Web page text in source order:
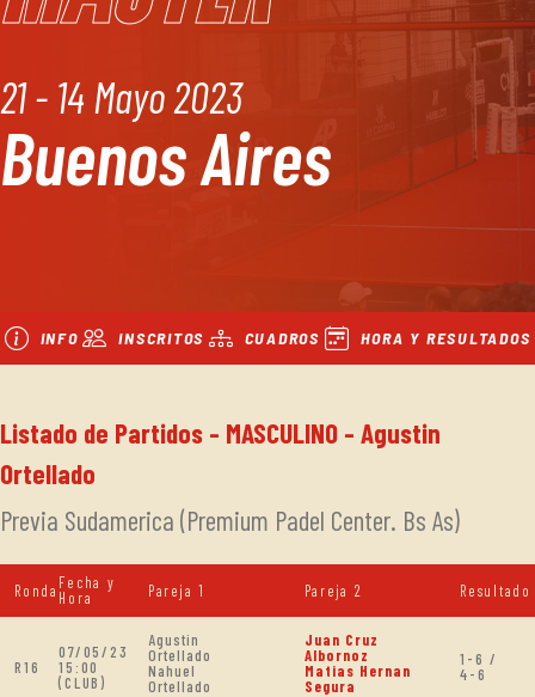
21 - 14 Mayo 2023
Buenos Aires
INFO INSCRITOS CUADROS HORA Y RESULTADOS
Listado de Partidos - MASCULINO - Agustin
Ortellado
Previa Sudamerica (Premium Padel Center. Bs As)
Ronda Fecha y
Hora
Pareja 1 Pareja 2 Resultado
R16
07/05/23
15:00
(CLUB)
Agustin
Ortellado
Nahuel
Ortellado
Juan Cruz
Albornoz
Matias Hernan
Segura
1-6 /
4-6